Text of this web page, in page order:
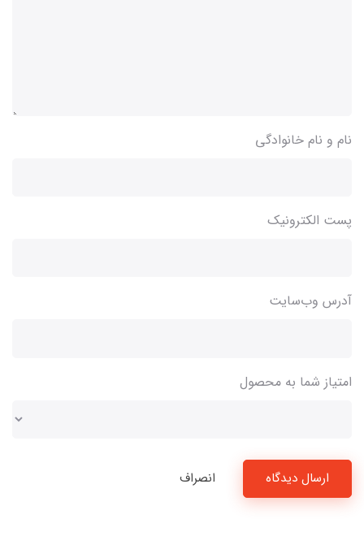
نام و نام خانوادگی
پست الکترونیک
آدرس وب‌سایت
امتیاز شما به محصول
ارسال دیدگاه انصراف